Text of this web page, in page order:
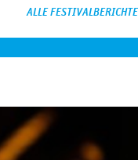
ALLE FESTIVALBERICHTE